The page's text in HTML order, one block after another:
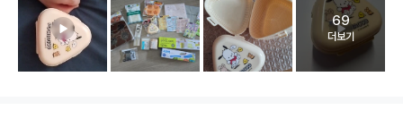
고객 리뷰
69
더보기